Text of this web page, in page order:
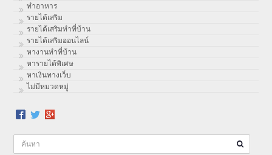
ทําอาหาร
รายได้เสริม
รายได้เสริมทำที่บ้าน
รายได้เสริมออนไลน์
หางานทำที่บ้าน
หารายได้พิเศษ
หาเงินทางเว็บ
ไม่มีหมวดหมู่